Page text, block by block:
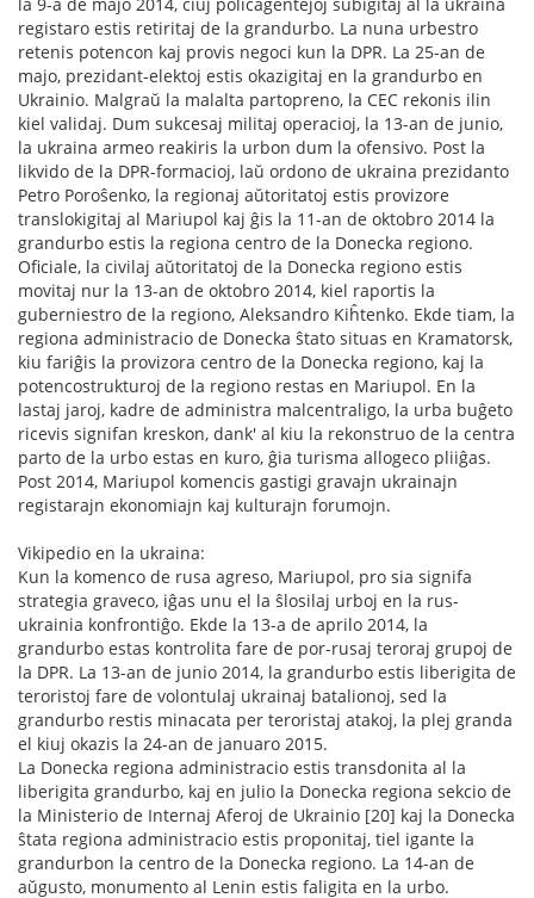
registaro estis retiritaj de la grandurbo. La nuna urbestro
retenis potencon kaj provis negoci kun la DPR. La 25-an de
majo, prezidant-elektoj estis okazigitaj en la grandurbo en
Ukrainio. Malgraŭ la malalta partopreno, la CEC rekonis ilin
kiel validaj. Dum sukcesaj militaj operacioj, la 13-an de junio,
la ukraina armeo reakiris la urbon dum la ofensivo. Post la
likvido de la DPR-formacioj, laŭ ordono de ukraina prezidanto
Petro Poroŝenko, la regionaj aŭtoritatoj estis provizore
translokigitaj al Mariupol kaj ĝis la 11-an de oktobro 2014 la
grandurbo estis la regiona centro de la Donecka regiono.
Oficiale, la civilaj aŭtoritatoj de la Donecka regiono estis
movitaj nur la 13-an de oktobro 2014, kiel raportis la
guberniestro de la regiono, Aleksandro Kiĥtenko. Ekde tiam, la
regiona administracio de Donecka ŝtato situas en Kramatorsk,
kiu fariĝis la provizora centro de la Donecka regiono, kaj la
potencostrukturoj de la regiono restas en Mariupol. En la
lastaj jaroj, kadre de administra malcentraligo, la urba buĝeto
ricevis signifan kreskon, dank' al kiu la rekonstruo de la centra
parto de la urbo estas en kuro, ĝia turisma allogeco pliiĝas.
Post 2014, Mariupol komencis gastigi gravajn ukrainajn
registarajn ekonomiajn kaj kulturajn forumojn.
Vikipedio en la ukraina:
Kun la komenco de rusa agreso, Mariupol, pro sia signifa
strategia graveco, iĝas unu el la ŝlosilaj urboj en la rus-
ukrainia konfrontiĝo. Ekde la 13-a de aprilo 2014, la
grandurbo estas kontrolita fare de por-rusaj teroraj grupoj de
la DPR. La 13-an de junio 2014, la grandurbo estis liberigita de
teroristoj fare de volontulaj ukrainaj batalionoj, sed la
grandurbo restis minacata per teroristaj atakoj, la plej granda
el kiuj okazis la 24-an de januaro 2015.
La Donecka regiona administracio estis transdonita al la
liberigita grandurbo, kaj en julio la Donecka regiona sekcio de
la Ministerio de Internaj Aferoj de Ukrainio [20] kaj la Donecka
ŝtata regiona administracio estis proponitaj, tiel igante la
grandurbon la centro de la Donecka regiono. La 14-an de
aŭgusto, monumento al Lenin estis faligita en la urbo.